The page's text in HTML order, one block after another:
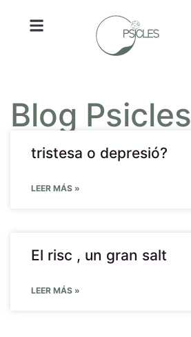
Blog Psicles
tristesa o depresió?
LEER MÁS »
El risc , un gran salt
LEER MÁS »